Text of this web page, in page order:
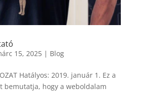
15, 2025| Blog
Hatályos: 2019. január 1. Ez a
bemutatja, hogy a weboldalam